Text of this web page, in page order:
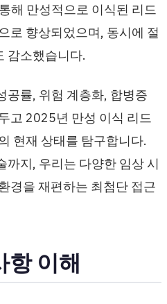
해 만성적으로 이식된 리드
로 향상되었으며, 동시에 절
감소했습니다.
공률, 위험 계층화, 합병증
고 2025년 만성 이식 리드
현재 상태를 탐구합니다.
까지, 우리는 다양한 임상 시
경을 재편하는 최첨단 접근
항 이해